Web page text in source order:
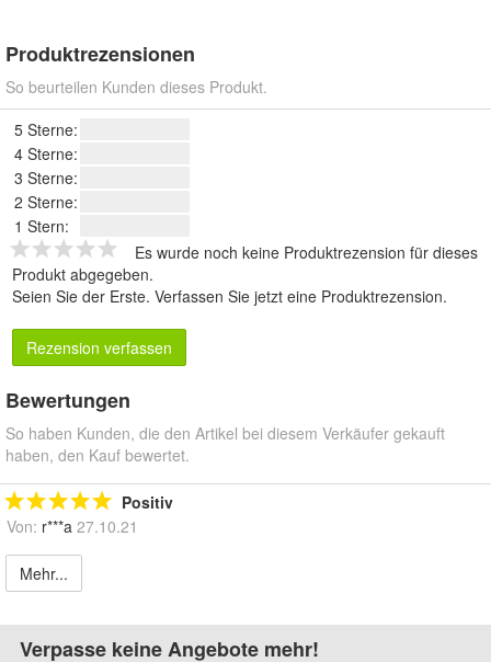
Produktrezensionen
So beurteilen Kunden dieses Produkt.
5 Sterne:
4 Sterne:
3 Sterne:
2 Sterne:
1 Stern:
Es wurde noch keine Produktrezension für dieses
Produkt abgegeben.
Seien Sie der Erste. Verfassen Sie jetzt eine Produktrezension.
Rezension verfassen
Bewertungen
So haben Kunden, die den Artikel bei diesem Verkäufer gekauft
haben, den Kauf bewertet.
Positiv
Von: r***a 27.10.21
Mehr...
Verpasse keine Angebote mehr!